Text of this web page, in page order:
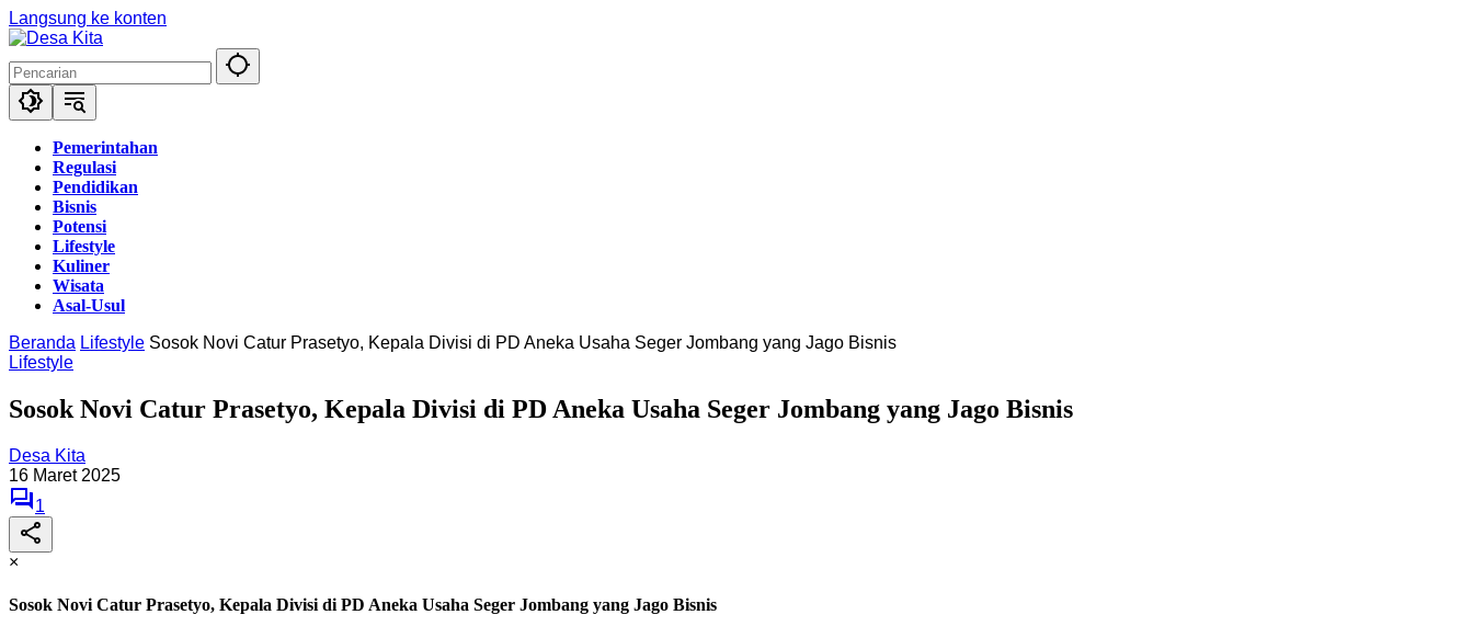
Langsung ke konten
Pemerintahan
Regulasi
Pendidikan
Bisnis
Potensi
Lifestyle
Kuliner
Wisata
Asal-Usul
Beranda Lifestyle Sosok Novi Catur Prasetyo, Kepala Divisi di PD Aneka Usaha Seger Jombang yang Jago Bisnis
Lifestyle
Sosok Novi Catur Prasetyo, Kepala Divisi di PD Aneka Usaha Seger Jombang yang Jago Bisnis
Desa Kita
16 Maret 2025
1
×
Sosok Novi Catur Prasetyo, Kepala Divisi di PD Aneka Usaha Seger Jombang yang Jago Bisnis